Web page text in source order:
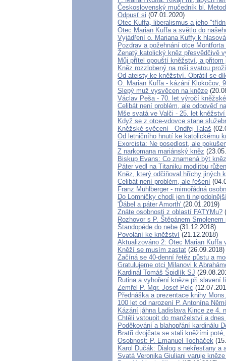
Československý mučedník bl.
Odpusť si (07.01.2020)
Otec Kuffa, liberalismus a jeho
Otec Marian Kuffa a světlo do
Vyjádření o. Mariana Kuffy k
Pozdrav a požehnání otce
Ženatý katolický kněz přesvědčivě
Můj přítel opouští kněžství, a
Kněz rozzlobený na mši svatou
Od ateisty ke kněžství. Obrátil se
O. Marian Kuffa - kázání Klokočov,
Slepý muž vysvěcen na kněze
Václav Peša - 70. let výročí
Celibát není problém, ale odpověď
Mše svatá ve Valči - 25. let
Když se z otce-vdovce stane
Kněžské svěcení - Ondřej Talaš
Od letničního hnutí ke katolickému
Exorcista: Ne posedlost, ale
Z narkomana mariánský kněz
Biskup Evans: Co znamená být
Páter vedl na Titaniku modlitbu
Kněz, který odčiňoval hříchy jiných
Celibát není problém, ale řešení
Franz Mühlberger - mimořádná
Do Lomničky chodí jen ti
'Ďábel a páter Amorth' (20.01.2019)
Znáte osobnosti z oblastí FATYMu?
Rozhovor s P. Štěpánem
Štandopéde do nebe (31.12.2018)
Povolání ke kněžství (21.12.2018)
Aktualizováno 2: Otec Marian Kuffa
Kněží se musím zastat (26.09.2018)
Začíná se 40-denní řetěz půstu a
Gratulujeme otci Milanovi k
Kardinál Tomáš Špidlík SJ
Rutina a vyhoření kněze při slavení
Zemřel P. Mgr. Josef Pelc
Přednáška a prezentace knihy
100 let od narození P. Antonína
Kázání jáhna Ladislava Kince ze 4.
Chtěli vstoupit do manželství a
Poděkování a blahopřání kardinálu
Bratři dvojčata se stali kněžími
Osobnost: P. Emanuel Tocháček
Karol Dučák: Dialog s nekřesťany a
Svatá Veronika Giuliani varuje